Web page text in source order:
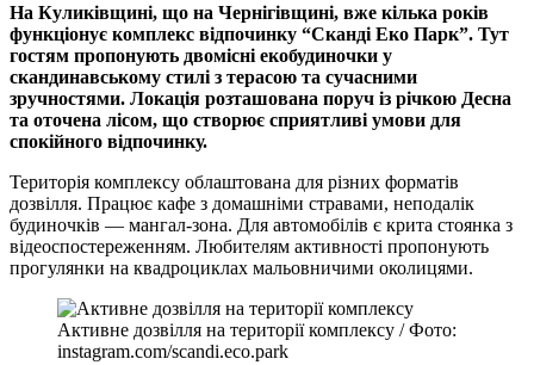
На Куликівщині, що на Чернігівщині, вже кілька років
функціонує комплекс відпочинку “Сканді Еко Парк”. Тут
гостям пропонують двомісні екобудиночки у
скандинавському стилі з терасою та сучасними
зручностями. Локація розташована поруч із річкою Десна
та оточена лісом, що створює сприятливі умови для
спокійного відпочинку.
Територія комплексу облаштована для різних форматів
дозвілля. Працює кафе з домашніми стравами, неподалік
будиночків — мангал-зона. Для автомобілів є крита стоянка з
відеоспостереженням. Любителям активності пропонують
прогулянки на квадроциклах мальовничими околицями.
Активне дозвілля на території комплексу / Фото:
instagram.com/scandi.eco.park